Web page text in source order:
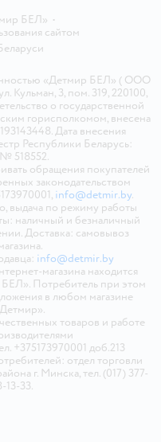
БЕЛ» •
сайтом
«Детмир БЕЛ» ( ООО
Кульман, 3, пом. 319, 220100,
о государственной
горисполкомом, внесена
Дата внесения
Республики Беларусь:
518552.
обращения покупателей
законодательством
info@detmir.by.
выдача по режиму работы
наличный и безналичный
Доставка: самовывоз
info@detmir.by
магазина находится
Потребитель при этом
в любом магазине
товаров и работе
+375173970001 доб.213
отдел торговли
г. Минска, тел. (017) 377-
13-33.